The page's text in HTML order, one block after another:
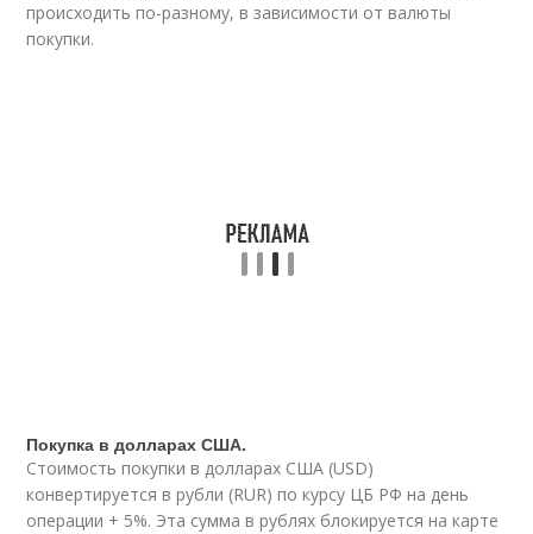
происходить по-разному, в зависимости от валюты
покупки.
Покупка в долларах США.
Стоимость покупки в долларах США (USD)
конвертируется в рубли (RUR) по курсу ЦБ РФ на день
операции + 5%. Эта сумма в рублях блокируется на карте